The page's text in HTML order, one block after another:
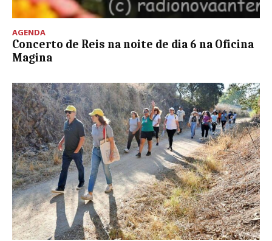
AGENDA
Concerto de Reis na noite de dia 6 na Oficina
Magina